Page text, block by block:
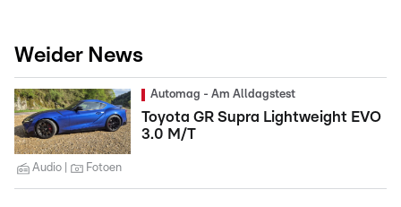
Weider News
Automag - Am Alldagstest
Toyota GR Supra Lightweight EVO
3.0 M/T
Audio Fotoen